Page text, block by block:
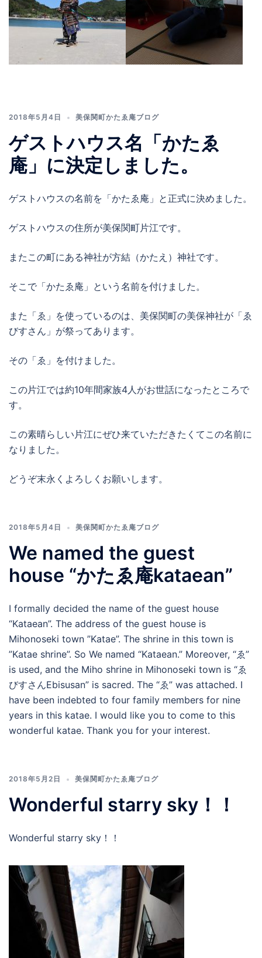
2018年5月4日 美保関町かたゑ庵ブログ
ゲストハウス名「かたゑ
庵」に決定しました。
ゲストハウスの名前を「かたゑ庵」と正式に決めました。
ゲストハウスの住所が美保関町片江です。
またこの町にある神社が方結（かたえ）神社です。
そこで「かたゑ庵」という名前を付けました。
また「ゑ」を使っているのは、美保関町の美保神社が「ゑ
びすさん」が祭ってあります。
その「ゑ」を付けました。
この片江では約10年間家族4人がお世話になったところで
す。
この素晴らしい片江にぜひ来ていただきたくてこの名前に
なりました。
どうぞ末永くよろしくお願いします。
2018年5月4日 美保関町かたゑ庵ブログ
We named the guest
house “かたゑ庵kataean”
I formally decided the name of the guest house
“Kataean”. The address of the guest house is
Mihonoseki town ”Katae”. The shrine in this town is
”Katae shrine”. So We named “Kataean.” Moreover, “ゑ”
is used, and the Miho shrine in Mihonoseki town is “ゑ
びすさんEbisusan” is sacred. The “ゑ” was attached. I
have been indebted to four family members for nine
years in this katae. I would like you to come to this
wonderful katae. Thank you for your interest.
2018年5月2日 美保関町かたゑ庵ブログ
Wonderful starry sky！！
Wonderful starry sky！！